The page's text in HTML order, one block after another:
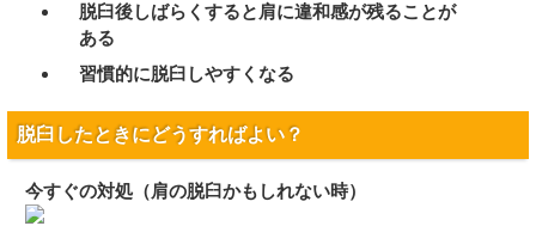
脱臼後しばらくすると肩に違和感が残ることが
ある
習慣的に脱臼しやすくなる
脱臼したときにどうすればよい？
今すぐの対処（肩の脱臼かもしれない時）